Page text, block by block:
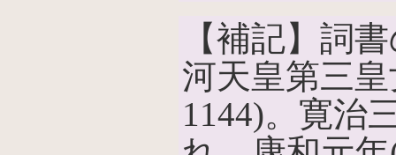
【補記】詞
河天皇第三
1144)。寛治